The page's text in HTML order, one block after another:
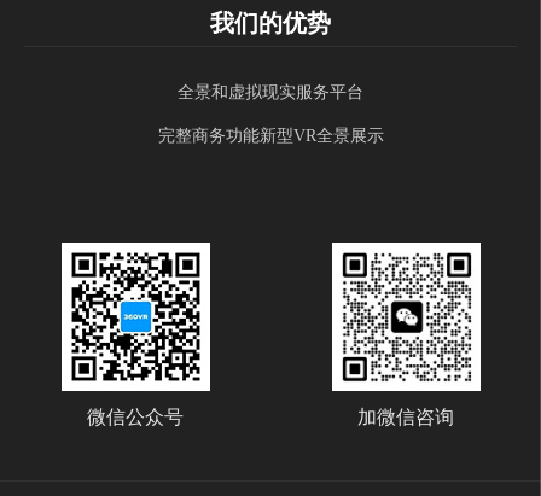
我们的优势
全景和虚拟现实服务平台
完整商务功能新型VR全景展示
微信公众号 加微信咨询